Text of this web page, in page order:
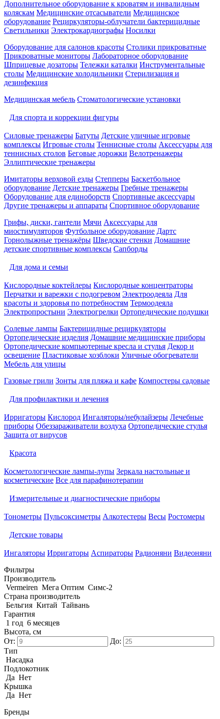
Дополнительное оборудование к кроватям и инвалидным
коляскам Медицинские отсасыватели Медицинское
оборудование Рециркуляторы-облучатели бактерицидные
Светильники Электрокардиографы Носилки
Оборудование для салонов красоты Столики прикроватные
Прикроватные мониторы Лабораторное оборудование
Шприцевые дозаторы Тележки каталки Инструментальные
столы Медицинские холодильники Стерилизация и
дезинфекция
Медицинская мебель Стоматологические установки
Для спорта и коррекции фигуры
Силовые тренажеры Батуты Детские уличные игровые
комплексы Игровые столы Теннисные столы Аксессуары для
теннисных столов Беговые дорожки Велотренажеры
Эллиптические тренажеры
Имитаторы верховой езды Степперы Баскетбольное
оборудование Детские тренажеры Гребные тренажеры
Оборудование для единоборств Спортивные аксессуары
Другие тренажеры и аппараты Спортивное оборудование
Грифы, диски, гантели Мячи Аксессуары для
миостимуляторов Футбольное оборудование Дартс
Горнолыжные тренажёры Шведские стенки Домашние
детские спортивные комплексы Сапборды
Для дома и семьи
Кислородные коктейлеры Кислородные концентраторы
Перчатки и варежки с подогревом Электроодеяла Для
красоты и здоровья по потребностям Термоодеяла
Электропростыни Электрогрелки Ортопедические подушки
Солевые лампы Бактерицидные рециркуляторы
Ортопедические изделия Домашние медицинские приборы
Ортопедические компьютерные кресла и стулья Декор и
освещение Пластиковые хозблоки Уличные обогреватели
Мебель для улицы
Газовые грили Зонты для пляжа и кафе Компостеры садовые
Для профилактики и лечения
Ирригаторы Кислород Ингаляторы/небулайзеры Лечебные
приборы Обеззараживатели воздуха Ортопедические стулья
Защита от вирусов
Красота
Косметологические лампы-лупы Зеркала настольные и
косметические Все для парафинотерапии
Измерительные и диагностические приборы
Тонометры Пульсоксиметры Алкотестеры Весы Ростомеры
Детские товары
Ингаляторы Ирригаторы Аспираторы Радионяни Видеоняни
Фильтры
Производитель
Vermeiren Мега Оптим Симс-2
Страна производитель
Бельгия Китай Тайвань
Гарантия
1 год 6 месяцев
Высота, см
От:
До:
Тип
Насадка
Подлокотник
Да Нет
Крышка
Да Нет
Бренды